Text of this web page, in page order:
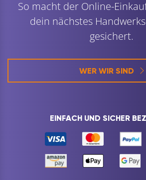
So macht der Online-
dein nächstes
gesichert.
WER WIR SIND
EINFACH UND SICHER